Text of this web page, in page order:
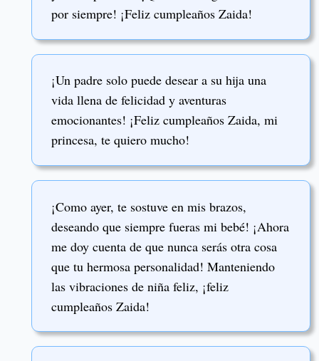
por siempre! ¡Feliz cumpleaños Zaida!
¡Un padre solo puede desear a su hija una
vida llena de felicidad y aventuras
emocionantes! ¡Feliz cumpleaños Zaida, mi
princesa, te quiero mucho!
¡Como ayer, te sostuve en mis brazos,
deseando que siempre fueras mi bebé! ¡Ahora
me doy cuenta de que nunca serás otra cosa
que tu hermosa personalidad! Manteniendo
las vibraciones de niña feliz, ¡feliz
cumpleaños Zaida!